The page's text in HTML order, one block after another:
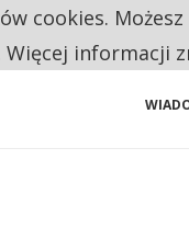
SENIORZY
cookies.
informacji